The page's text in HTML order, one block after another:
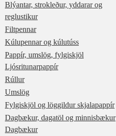
Blýantar, strokleður, yddarar og
reglustikur
Filtpennar
Kúlupennar og kúlutúss
Pappír, umslög, fylgiskjöl
Ljósritunarpappír
Rúllur
Umslög
Fylgiskjöl og löggildur skjalapappír
Dagbækur, dagatöl og minnisbækur
Dagbækur